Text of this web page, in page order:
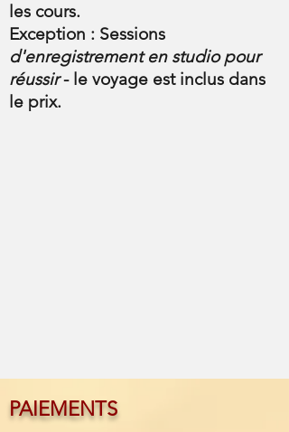
les cours.
Exception : Sessions
d'enregistrement en studio pour
réussir- le voyage est inclus dans
le prix.
PAIEMENTS